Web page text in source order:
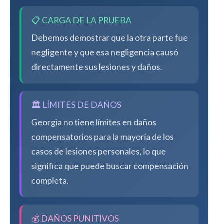
📋 CARGA DE LA PRUEBA
Debemos demostrar que la otra parte fue
negligente y que esa negligencia causó
directamente sus lesiones y daños.
🏛️ LÍMITES DE DAÑOS
Georgia no tiene límites en daños
compensatorios para la mayoría de los
casos de lesiones personales, lo que
significa que puede buscar compensación
completa.
💰 DAÑOS PUNITIVOS